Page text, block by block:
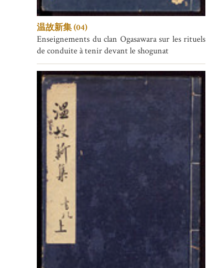
温故新集 (04)
Enseignements du clan Ogasawara sur les rituels
de conduite à tenir devant le shogunat